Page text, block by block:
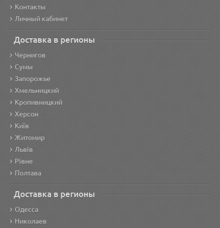
Контакты
Личный кабинет
Доставка в регионы
Чернигов
Сумы
Запорожье
Хмельницкий
Кропивницкий
Херсон
Київ
Житомир
Львів
Рівне
Полтава
Доставка в регионы
Одесса
Николаев